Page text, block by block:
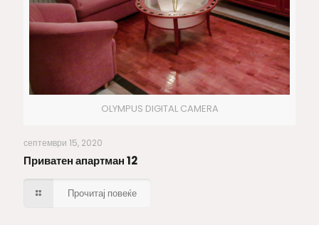
Приватен апартман 12
OLYMPUS DIGITAL CAMERA
септември 15, 2020
Приватен апартман 12
Прочитај повеќе